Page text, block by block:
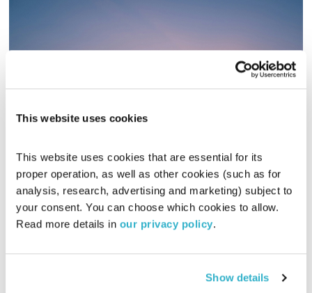
This website uses cookies
This website uses cookies that are essential for its
proper operation, as well as other cookies (such as for
analysis, research, advertising and marketing) subject to
your consent. You can choose which cookies to allow.
Read more details in our privacy policy.
Show details
מדיטציית צלילים – שער הרחמים לזכרו של מתי כספי
מדיטציית צלילים
דרור רדה
08.02.26
00:27:28
מיוחדת לזכרו של מתי כספי. מדיטציית צלילים לצליליו של מתי